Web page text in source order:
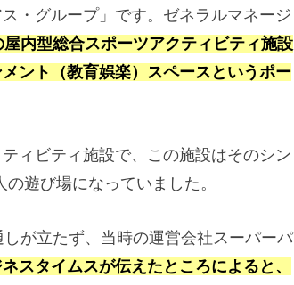
・グループ」です。ゼネラルマネージ
屋内型総合スポーツアクティビティ施設
ント（教育娯楽）スペースというポー
ィビティ施設で、この施設はそのシン
遊び場になっていました。
が立たず、当時の運営会社スーパーパ
ネスタイムスが伝えたところによると、